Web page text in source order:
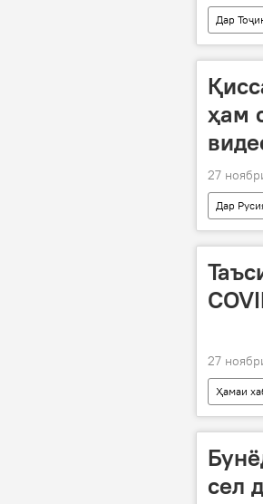
Дар
ҳам
27
Дар
27
Ҳамаи
мард
сел